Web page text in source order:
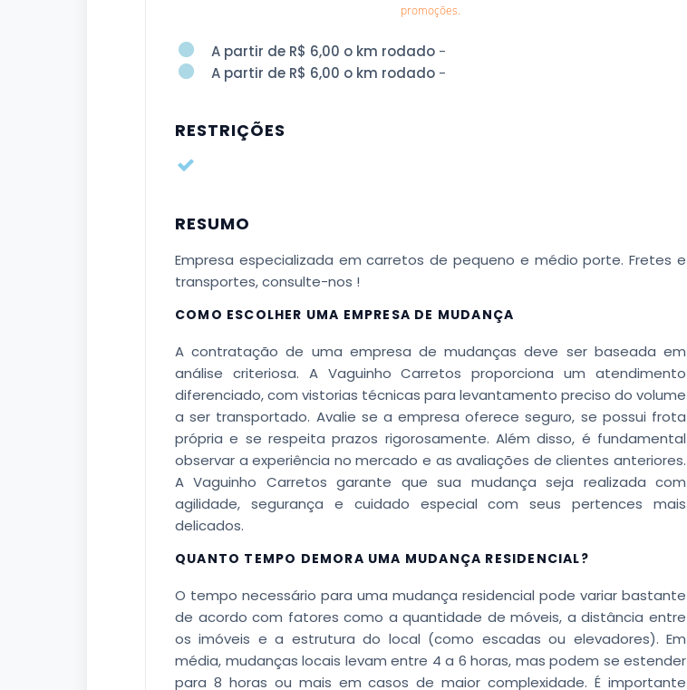
promoções.
A partir de R$ 6,00 o km rodado -
A partir de R$ 6,00 o km rodado -
RESTRIÇÕES
RESUMO
Empresa especializada em carretos de pequeno e médio porte. Fretes e
transportes, consulte-nos !
COMO ESCOLHER UMA EMPRESA DE MUDANÇA
A contratação de uma empresa de mudanças deve ser baseada em
análise criteriosa. A Vaguinho Carretos proporciona um atendimento
diferenciado, com vistorias técnicas para levantamento preciso do volume
a ser transportado. Avalie se a empresa oferece seguro, se possui frota
própria e se respeita prazos rigorosamente. Além disso, é fundamental
observar a experiência no mercado e as avaliações de clientes anteriores.
A Vaguinho Carretos garante que sua mudança seja realizada com
agilidade, segurança e cuidado especial com seus pertences mais
delicados.
QUANTO TEMPO DEMORA UMA MUDANÇA RESIDENCIAL?
O tempo necessário para uma mudança residencial pode variar bastante
de acordo com fatores como a quantidade de móveis, a distância entre
os imóveis e a estrutura do local (como escadas ou elevadores). Em
média, mudanças locais levam entre 4 a 6 horas, mas podem se estender
para 8 horas ou mais em casos de maior complexidade. É importante